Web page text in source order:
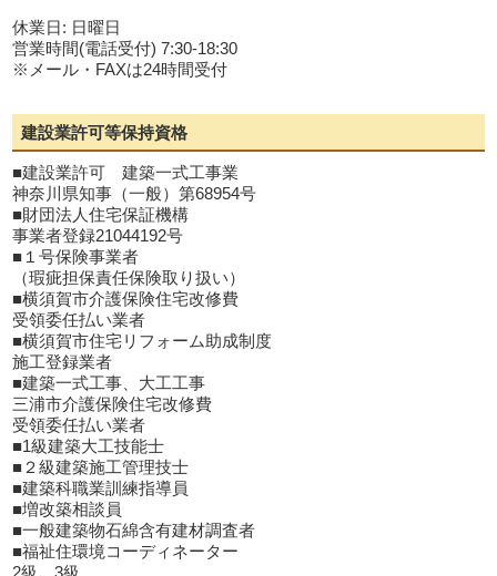
休業日: 日曜日
営業時間(電話受付) 7:30-18:30
※メール・FAXは24時間受付
建設業許可等保持資格
■建設業許可 建築一式工事業
神奈川県知事（一般）第68954号
■財団法人住宅保証機構
事業者登録21044192号
■１号保険事業者
（瑕疵担保責任保険取り扱い）
■横須賀市介護保険住宅改修費
受領委任払い業者
■横須賀市住宅リフォーム助成制度
施工登録業者
■建築一式工事、大工工事
三浦市介護保険住宅改修費
受領委任払い業者
■1級建築大工技能士
■２級建築施工管理技士
■建築科職業訓練指導員
■増改築相談員
■一般建築物石綿含有建材調査者
■福祉住環境コーディネーター
2級、3級